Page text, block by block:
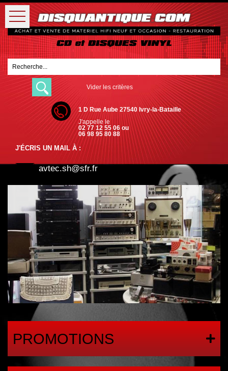
Vider les critères
1 D Rue Aube 27540 Ivry-la-Bataille
J'appelle le
02 77 12 55 06 ou
06 98 95 80 88
J'ÉCRIS UN MAIL À :
avtec.sh@sfr.fr
PROMOTIONS